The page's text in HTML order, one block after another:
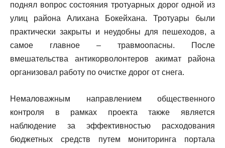
поднял вопрос состояния тротуарных дорог одной из
улиц района Алихана Бокейхана. Тротуары были
практически закрыты и неудобны для пешеходов, а
самое главное – травмоопасны. После
вмешательства антикорволонтеров акимат района
организовал работу по очистке дорог от снега.
Немаловажным направлением общественного
контроля в рамках проекта также является
наблюдение за эффективностью расходования
бюджетных средств путем мониторинга портала